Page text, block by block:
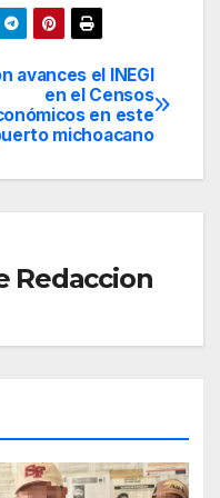
avances el INEGI
en el Censos
en este
michoacano
Redaccion